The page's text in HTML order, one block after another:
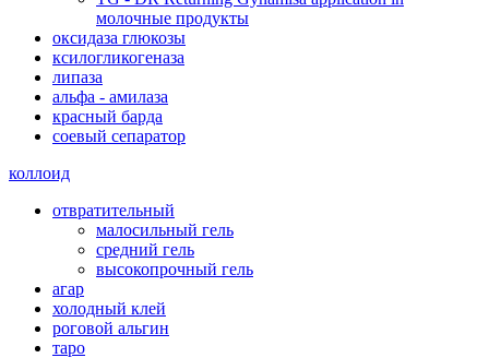
молочные продукты
оксидаза глюкозы
ксилогликогеназа
липаза
альфа - амилаза
красный барда
соевый сепаратор
коллоид
отвратительный
малосильный гель
средний гель
высокопрочный гель
агар
холодный клей
роговой альгин
таро